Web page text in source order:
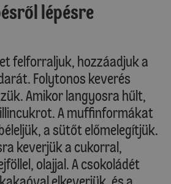
lépésre
felforraljuk, hozzáadjuk a
Folytonos keverés
Amikor langyosra hűlt,
A muffinformákat
a sütőt előmelegítjük.
keverjük a cukorral,
olajjal. A csokoládét